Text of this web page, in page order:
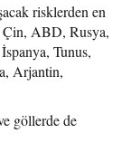
risklerden en
Çin, ABD, Rusya,
Tunus,
Arjantin,
göllerde de